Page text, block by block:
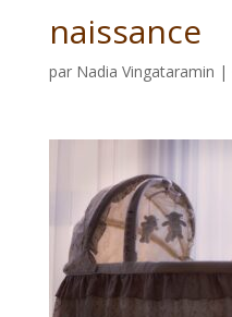
naissance
par Nadia Vingataramin |